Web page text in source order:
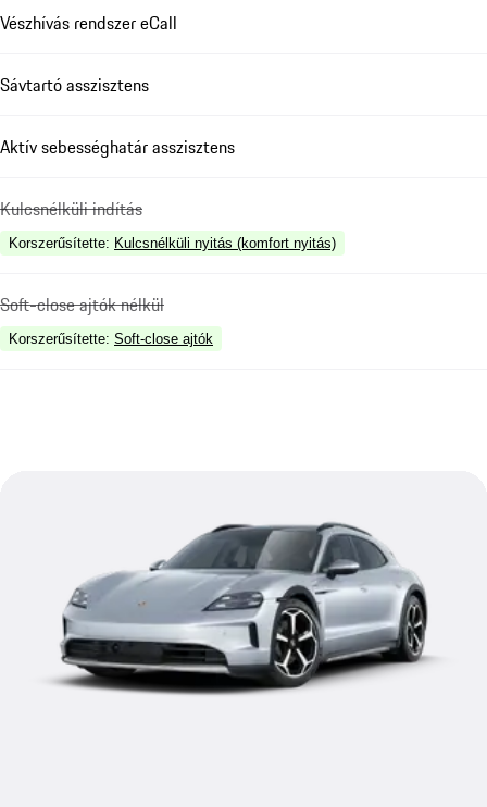
Vészhívás rendszer eCall
Sávtartó asszisztens
Aktív sebességhatár asszisztens
Kulcsnélküli indítás
Korszerűsítette: Kulcsnélküli nyitás (komfort nyitás)
Soft-close ajtók nélkül
Korszerűsítette: Soft-close ajtók